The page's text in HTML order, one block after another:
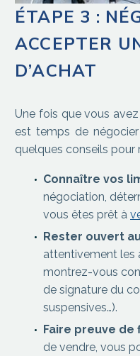
ÉTAPE 3 :
ACCEPTER
D’ACHAT
Une fois que vous
est temps de
quelques conseils pour
Connaître vos
négociation,
vous êtes prêt à
Rester ouvert
attentivement les
montrez-vous
de signature du
suspensives…).
Faire preuve
de vendre, vous